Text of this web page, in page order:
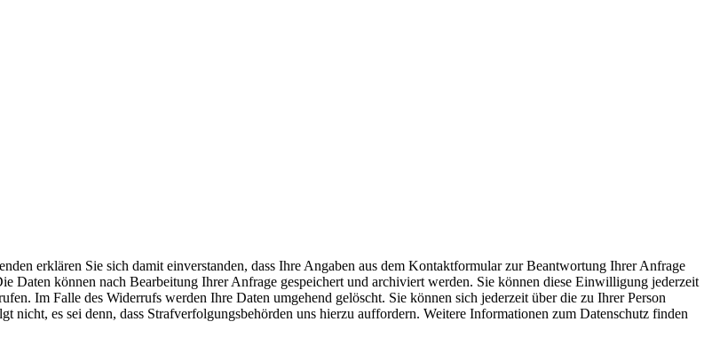
erklären Sie sich damit einverstanden, dass Ihre Angaben aus dem Kontaktformular zur Beantwortung Ihrer Anfrage
Daten können nach Bearbeitung Ihrer Anfrage gespeichert und archiviert werden. Sie können diese Einwilligung jederzeit
Im Falle des Widerrufs werden Ihre Daten umgehend gelöscht. Sie können sich jederzeit über die zu Ihrer Person
nicht, es sei denn, dass Strafverfolgungsbehörden uns hierzu auffordern. Weitere Informationen zum Datenschutz finden